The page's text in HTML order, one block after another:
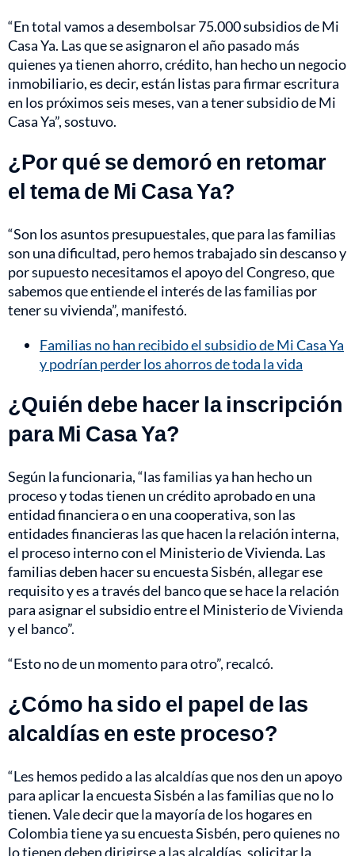
“En total vamos a desembolsar 75.000 subsidios de Mi
Casa Ya. Las que se asignaron el año pasado más
quienes ya tienen ahorro, crédito, han hecho un negocio
inmobiliario, es decir, están listas para firmar escritura
en los próximos seis meses, van a tener subsidio de Mi
Casa Ya”, sostuvo.
¿Por qué se demoró en retomar
el tema de Mi Casa Ya?
“Son los asuntos presupuestales, que para las familias
son una dificultad, pero hemos trabajado sin descanso y
por supuesto necesitamos el apoyo del Congreso, que
sabemos que entiende el interés de las familias por
tener su vivienda”, manifestó.
Familias no han recibido el subsidio de Mi Casa Ya
y podrían perder los ahorros de toda la vida
¿Quién debe hacer la inscripción
para Mi Casa Ya?
Según la funcionaria, “las familias ya han hecho un
proceso y todas tienen un crédito aprobado en una
entidad financiera o en una cooperativa, son las
entidades financieras las que hacen la relación interna,
el proceso interno con el Ministerio de Vivienda. Las
familias deben hacer su encuesta Sisbén, allegar ese
requisito y es a través del banco que se hace la relación
para asignar el subsidio entre el Ministerio de Vivienda
y el banco”.
“Esto no de un momento para otro”, recalcó.
¿Cómo ha sido el papel de las
alcaldías en este proceso?
“Les hemos pedido a las alcaldías que nos den un apoyo
para aplicar la encuesta Sisbén a las familias que no lo
tienen. Vale decir que la mayoría de los hogares en
Colombia tiene ya su encuesta Sisbén, pero quienes no
lo tienen deben dirigirse a las alcaldías, solicitar la